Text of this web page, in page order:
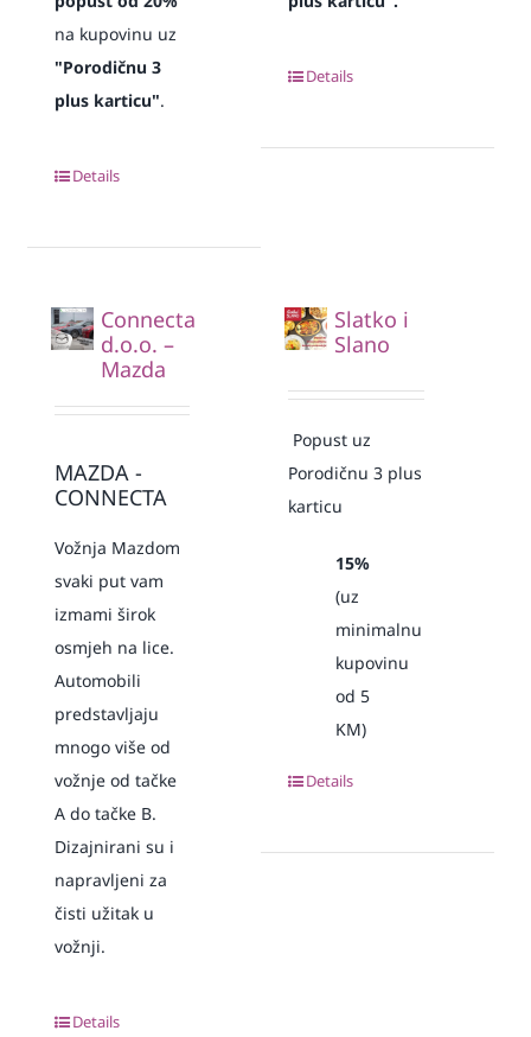
na kupovinu uz
"Porodičnu 3
plus karticu".
Details
Details
Connecta
d.o.o. –
Mazda
MAZDA -
CONNECTA
Vožnja Mazdom
svaki put vam
izmami širok
osmjeh na lice.
Automobili
predstavljaju
mnogo više od
vožnje od tačke
A do tačke B.
Dizajnirani su i
napravljeni za
čisti užitak u
vožnji.
Details
Slatko i
Slano
Popust uz
Porodičnu 3 plus
karticu
15%
(uz
minimalnu
kupovinu
od 5
KM)
Details